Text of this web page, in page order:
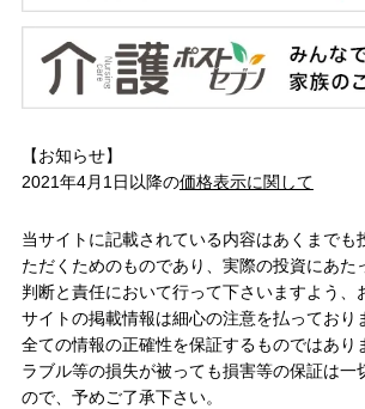
【お知らせ】
2021年4月1日以降の価格表示に関して
当サイトに記載されている内容はあくまでも
ただくためのものであり、実際の投資にあた
判断と責任において行って下さいますよう、
サイトの掲載情報は細心の注意を払っており
全ての情報の正確性を保証するものではあり
ラブル等の損失が被っても損害等の保証は一
ので、予めご了承下さい。